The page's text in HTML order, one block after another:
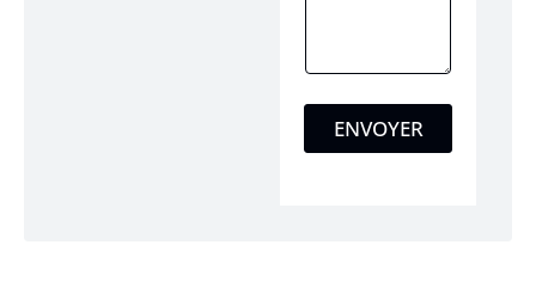
ENVOYER